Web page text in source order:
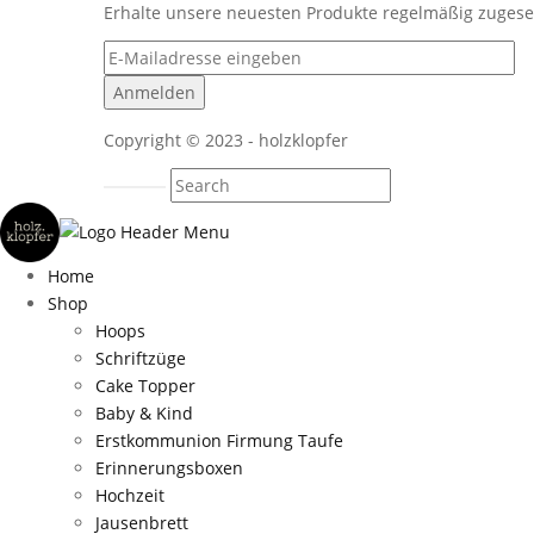
Erhalte unsere neuesten Produkte regelmäßig
Copyright © 2023 - holzklopfer
Home
Shop
Hoops
Schriftzüge
Cake Topper
Baby & Kind
Erstkommunion Firmung Taufe
Erinnerungsboxen
Hochzeit
Jausenbrett